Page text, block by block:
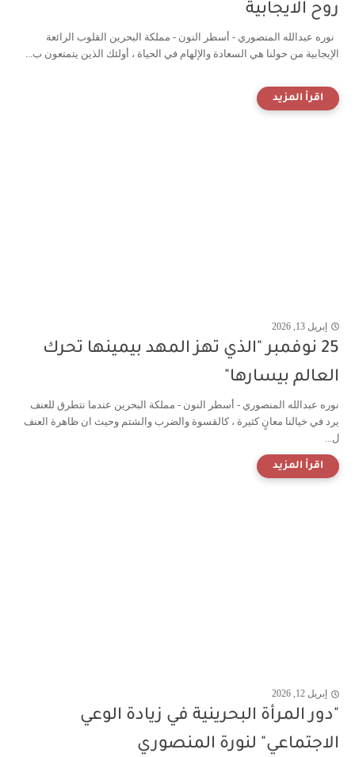
روح الايجابية
نوره عبدالله المنصوري - أسطر النون - مملكة البحرين القلوب الرائعة
الإيجابية من حولنا هي السعادة والإلهام في الحياة ، أولئك الذين يتمتعون ب...
إبريل 13, 2026
25 نوفمبر "الذي تهز المهد بيمينها تحرك
العالم بيسارها"
نوره عبدالله المنصوري - أسطر النون - مملكة البحرين عندما نتطرق للعنف
يرد في خيالنا معانٍ كثيرة ، كالقسوة والضرب والشتم وحيث ان ظاهرة العنف
ل...
إبريل 12, 2026
"دور المرأة البحرينية في زيادة الوعي
الاجتماعي" لنورة المنصوري